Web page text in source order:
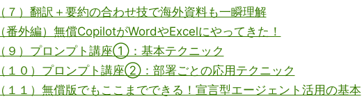
（７）翻訳＋要約の合わせ技で海外資料も一瞬理解
（番外編）無償CopilotがWordやExcelにやってきた！
（９）プロンプト講座①：基本テクニック
（１０）プロンプト講座②：部署ごとの応用テクニック
（１１）無償版でもここまでできる！宣言型エージェント活用の基本